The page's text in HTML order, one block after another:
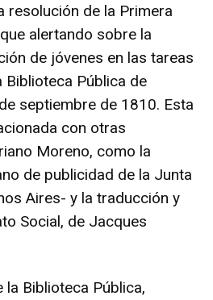
resolución de la Primera
alertando sobre la
de jóvenes en las tareas
Biblioteca Pública de
septiembre de 1810. Esta
con otras
Moreno, como la
de publicidad de la Junta
Aires- y la traducción y
Social, de Jacques
Biblioteca Pública,